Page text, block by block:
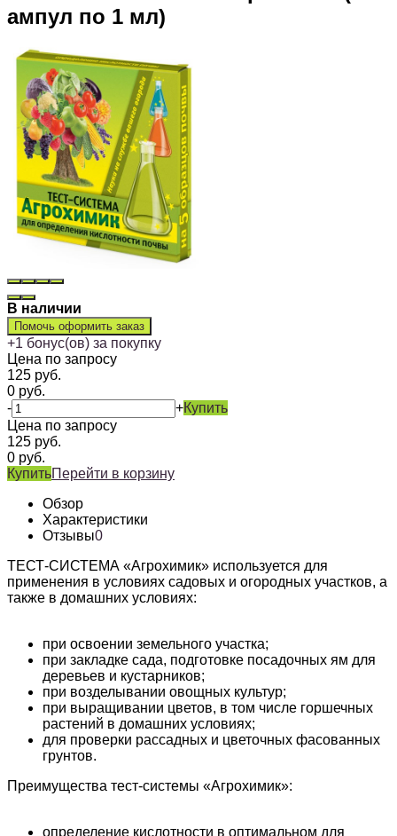
ампул по 1 мл)
В наличии
Помочь оформить заказ
+1 бонус(ов) за покупку
Цена по запросу
125 руб.
0 руб.
-
+Купить
Цена по запросу
125 руб.
0 руб.
КупитьПерейти в корзину
Обзор
Характеристики
Отзывы0
ТЕСТ-СИСТЕМА «Агрохимик» используется для
применения в условиях садовых и огородных участков, а
также в домашних условиях:
при освоении земельного участка;
при закладке сада, подготовке по­са­доч­ных ям для
деревьев и кус­тар­ников;
при возделывании овощных куль­тур;
при выращивании цветов, в том чис­ле гор­шечных
растений в до­маш­них ус­ло­виях;
для проверки рассадных и цве­точ­ных фа­со­ванных
грунтов.
Преимущества тест-системы «Агрохимик»:
определение кислотности в оп­ти­маль­­ном для